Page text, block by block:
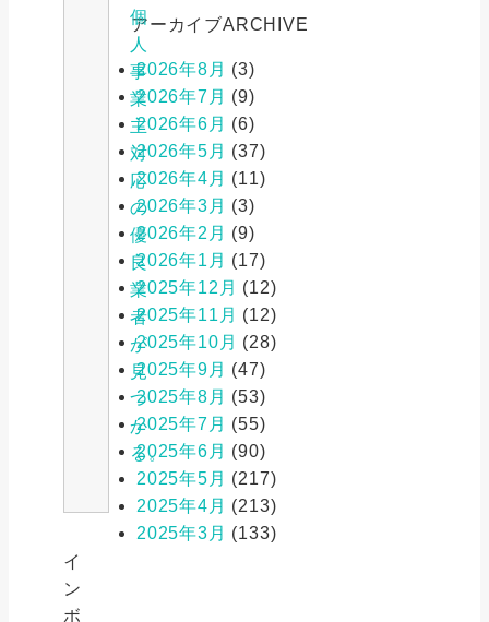
個
人
事
業
主
対
応
の
優
良
業
者
が
見
つ
か
る。
イ
ン
ボ
アーカイブARCHIVE
2026年8月 (3)
2026年7月 (9)
2026年6月 (6)
2026年5月 (37)
2026年4月 (11)
2026年3月 (3)
2026年2月 (9)
2026年1月 (17)
2025年12月 (12)
2025年11月 (12)
2025年10月 (28)
2025年9月 (47)
2025年8月 (53)
2025年7月 (55)
2025年6月 (90)
2025年5月 (217)
2025年4月 (213)
2025年3月 (133)